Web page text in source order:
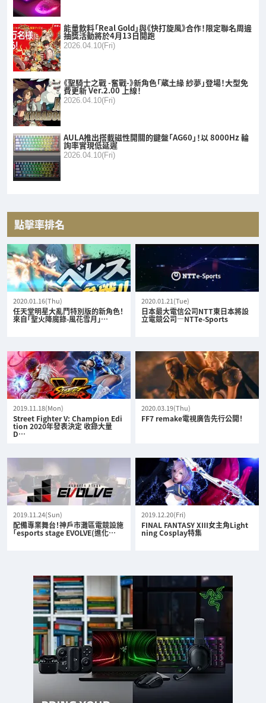
能量飲料「Real Gold」與《快打旋風》合作！限定聯名周邊
抽獎活動將於4月13日開跑
2026.04.10(Fri)
《聖騎士之戰 -奮戰-》新角色「蔵土緣 紗夢」登場！大型免
費更新 Ver.2.00 上線！
2026.04.10(Fri)
AULA推出搭載磁性開關的鍵盤「AG60」！以 8000Hz 輪
詢率實現低延遲
2026.04.10(Fri)
點擊率排名
2020.01.16(Thu)
任天堂明星大亂鬥特別版的新角色！
來自「聖火降魔錄-風花雪月」…
2020.01.21(Tue)
日本最大電信公司NTT東日本將設
立電競公司—NTTe-Sports
2019.11.18(Mon)
Street Fighter V: Champion Edi
tion 2020年發表決定 收錄大量
D…
2020.03.19(Thu)
FF7 remake電視廣告先行公開！
2019.11.24(Sun)
配備專業舞台！神戶市灘區電競設施
「esports stage EVOLVE(進化…
2019.12.20(Fri)
FINAL FANTASY XIII女主角Light
ning Cosplay特集